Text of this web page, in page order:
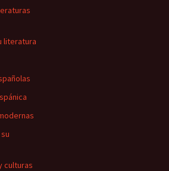
literatura
culturas